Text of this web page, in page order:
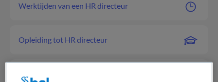
Werktijden van een HR directeur
Opleiding tot HR directeur